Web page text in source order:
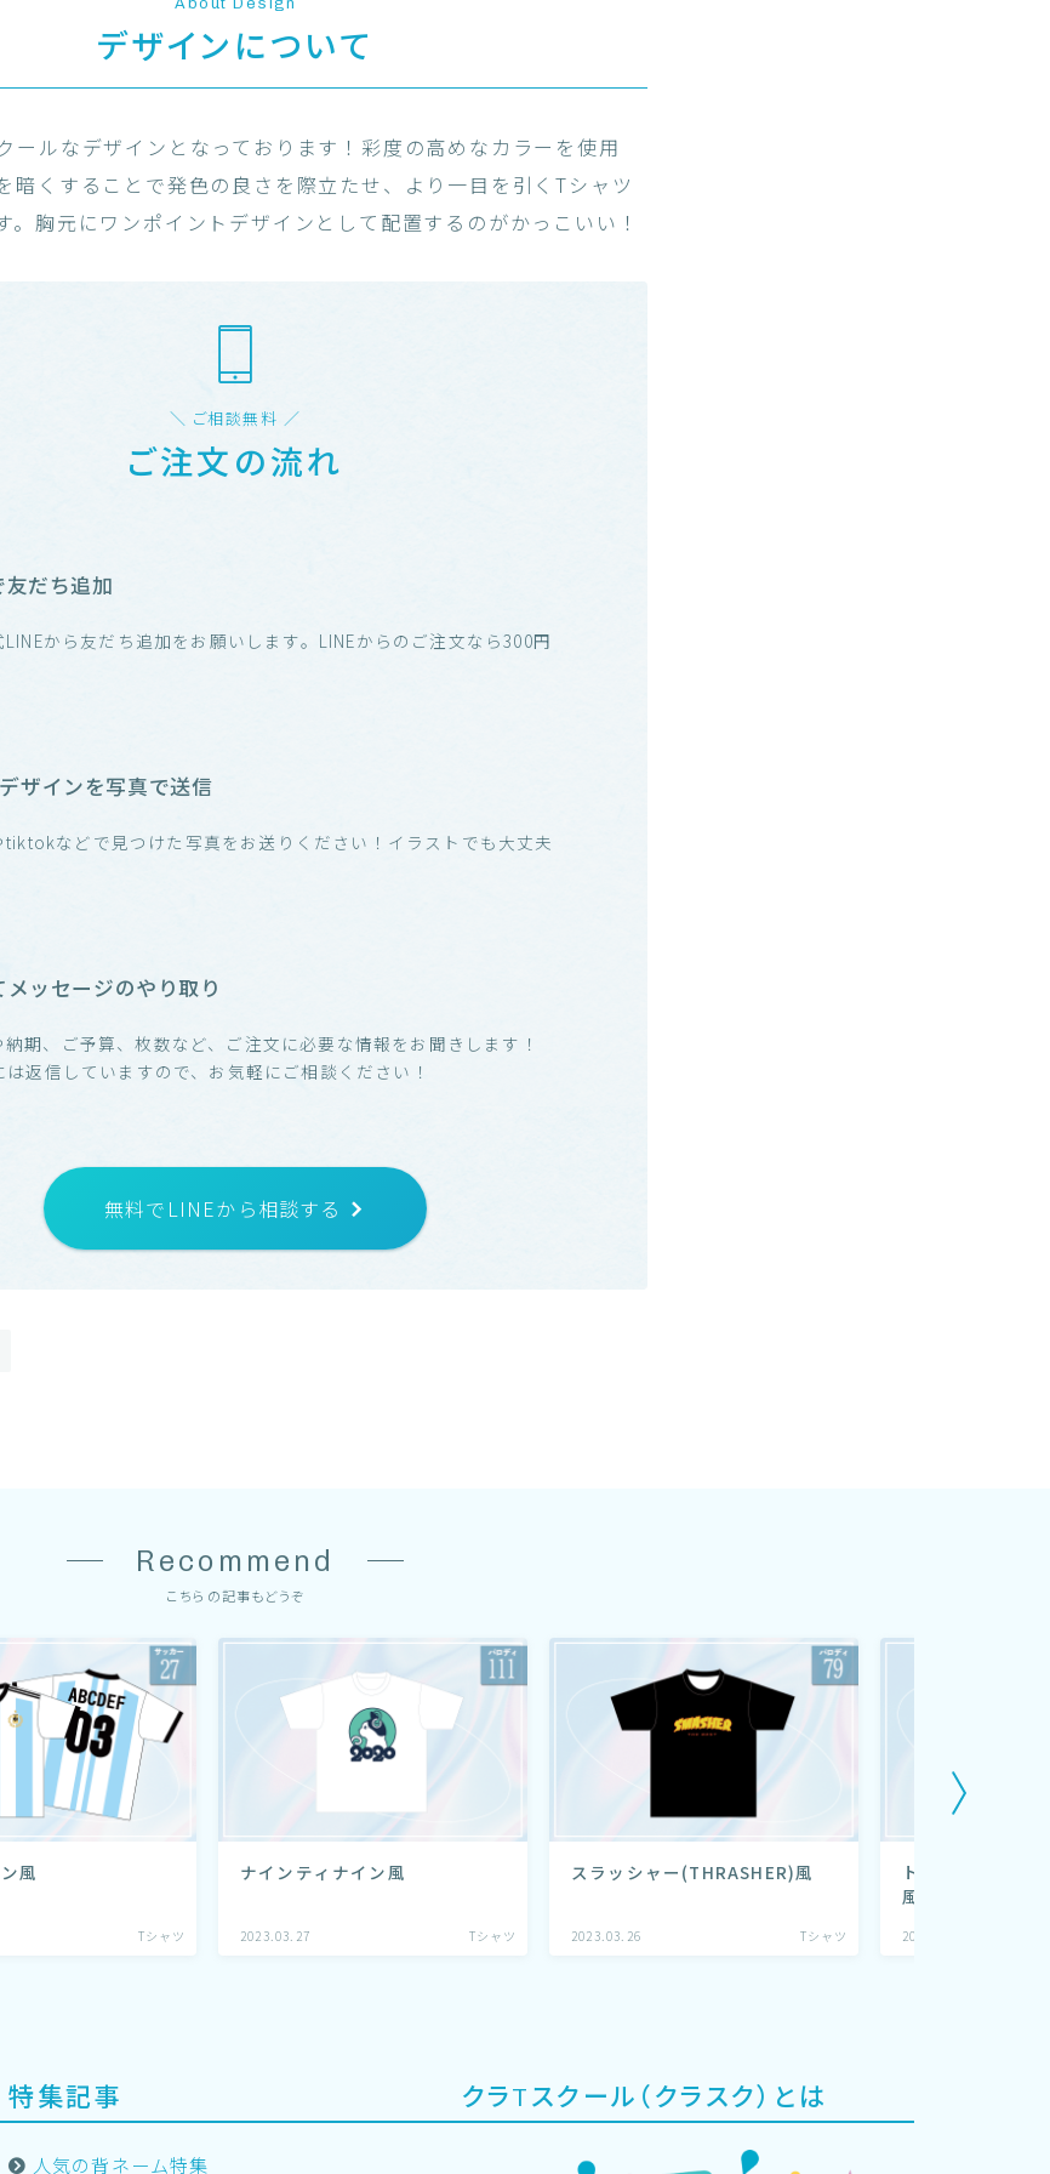
デザインについて
ールなデザインとなっております！彩度の高めなカラーを使用
暗くすることで発色の良さを際立たせ、より一目を引くTシャツ
。胸元にワンポイントデザインとして配置するのがかっこいい！
＼ ご相談無料 ／
ご注文の流れ
だち追加
LINEから友だち追加をお願いします。LINEからのご注文なら300円
ザインを写真で送信
tiktokなどで見つけた写真をお送りください！イラストでも大丈夫
ッセージのやり取り
期、ご予算、枚数など、ご注文に必要な情報をお聞きします！
は返信していますので、お気軽にご相談ください！
無料でLINEから相談する
Recommend
こちらの記事もどうぞ
風
Tシャツ
ナインティナイン風
2023.03.27 Tシャツ
スラッシャー(THRASHER)風
2023.03.26 Tシャツ
トイストーリー
風
2023.03.22
特集記事
人気の背ネーム特集
クラTスクール（クラスク）とは